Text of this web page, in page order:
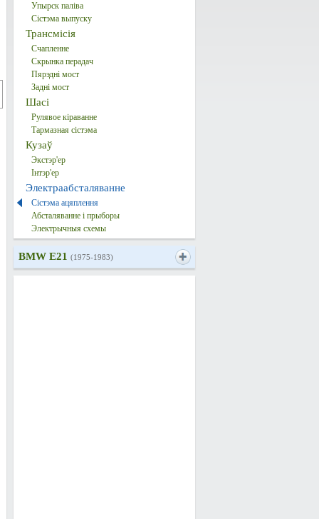
Упырск паліва
Сістэма выпуску
Трансмісія
Счапленне
Скрынка перадач
Пярэдні мост
Задні мост
Шасі
Рулявое кіраванне
Тармазная сістэма
Кузаў
Экстэр'ер
Інтэр'ер
Электраабсталяванне
Сістэма ацяплення
Абсталяванне і прыборы
Электрычныя схемы
BMW E21 (1975-1983)